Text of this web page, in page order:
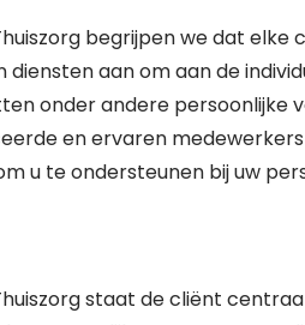
begrijpen we dat
diensten aan om aan de
onder andere persoonlijke
en ervaren
u te ondersteunen bij uw
staat de cliënt